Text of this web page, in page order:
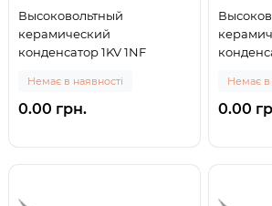
Высоковольтный
керамический
конденсатор 1KV 1NF
Немає в наявності
0.00 грн.
Немає в
0.00